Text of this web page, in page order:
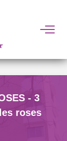
- 3
roses